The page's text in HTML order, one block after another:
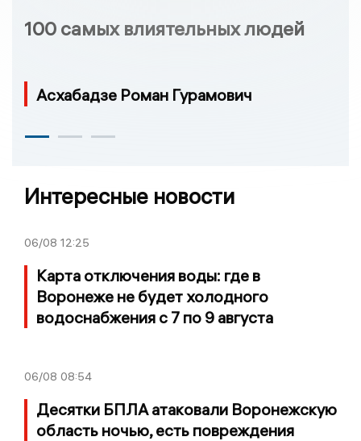
100 самых влиятельных людей
Асхабадзе Роман Гурамович
Интересные новости
06/08 12:25
Карта отключения воды: где в
Воронеже не будет холодного
водоснабжения с 7 по 9 августа
06/08 08:54
Десятки БПЛА атаковали Воронежскую
область ночью, есть повреждения